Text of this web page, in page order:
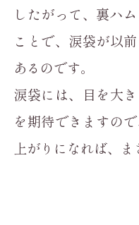
したがって、裏ハ
ことで、涙袋が以
あるのです。
涙袋には、目を大
を期待できますの
上がりになれば、ま